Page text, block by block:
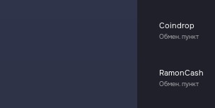
Coindrop
Обмен. пункт
RamonCash
Обмен. пункт